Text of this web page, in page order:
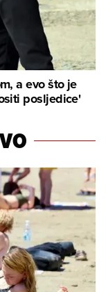
a evo što je
posljedice'